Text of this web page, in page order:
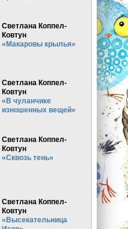
Светлана Коппел-
Ковтун
«Макаровы крылья»
Светлана Коппел-
Ковтун
«В чуланчике
изношенных вещей»
Светлана Коппел-
Ковтун
«Сквозь тень»
Светлана Коппел-
Ковтун
«Высекательница